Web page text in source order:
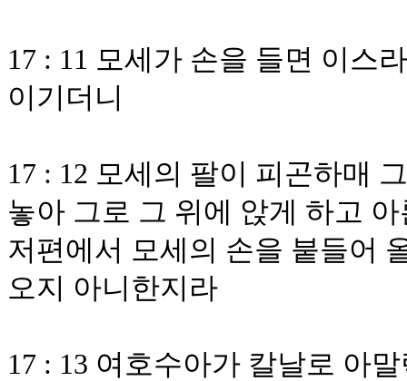
17 : 11 모세가 손을 들면 이스
이기더니
17 : 12 모세의 팔이 피곤하매
놓아 그로 그 위에 앉게 하고
저편에서 모세의 손을 붙들어
오지 아니한지라
17 : 13 여호수아가 칼날로 아